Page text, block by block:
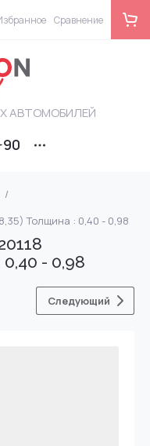
АВТОМОБИЛЕЙ
Сравнение
/
Толщина : 0,40 - 0,98
- 0,98
Следующий